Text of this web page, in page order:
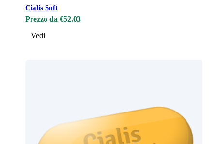
Cialis Soft
Prezzo da €52.03
Vedi